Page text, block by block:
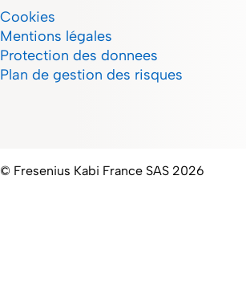
Cookies
Mentions légales
Protection des donnees
Plan de gestion des risques
© Fresenius Kabi France SAS 2026